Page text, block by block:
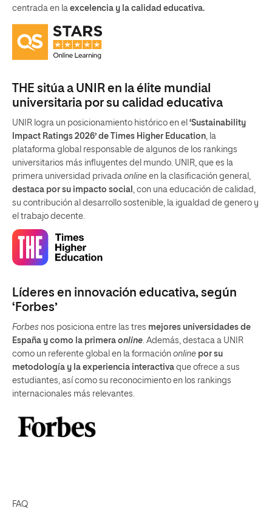
centrada en la excelencia y la calidad educativa.
THE sitúa a UNIR en la élite mundial
universitaria por su calidad educativa
UNIR logra un posicionamiento histórico en el ‘Sustainability
Impact Ratings 2026’ de Times Higher Education, la
plataforma global responsable de algunos de los rankings
universitarios más influyentes del mundo. UNIR, que es la
primera universidad privada online en la clasificación general,
destaca por su impacto social , con una educación de calidad,
su contribución al desarrollo sostenible, la igualdad de genero y
el trabajo decente.
Líderes en innovación educativa, según
‘Forbes’
Forbes nos posiciona entre las tres mejores universidades de
España y como la primera online. Además, destaca a UNIR
como un referente global en la formación online por su
metodología y la experiencia interactiva que ofrece a sus
estudiantes, así como su reconocimiento en los rankings
internacionales más relevantes.
FAQ